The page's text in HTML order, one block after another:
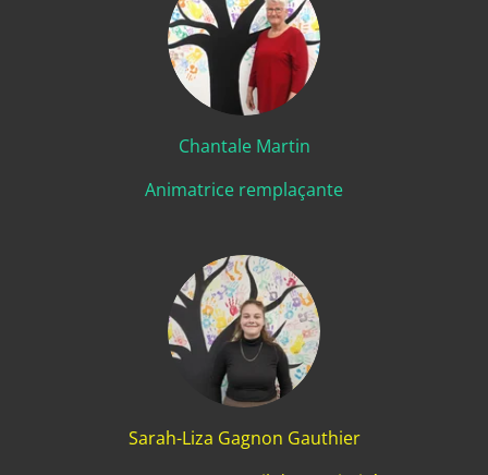
Chantale Martin
Animatrice remplaçante
Sarah-Liza Gagnon Gauthier